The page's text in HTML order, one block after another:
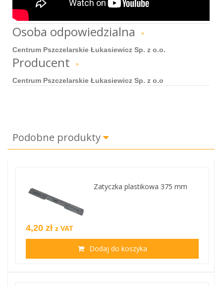
Osoba odpowiedzialna »
Centrum Pszczelarskie Łukasiewicz Sp. z o.o.
Producent »
Centrum Pszczelarskie Łukasiewicz Sp. z o.o
Podobne produkty
Zatyczka plastikowa 375 mm
4,20 zł z VAT
Dodaj do koszyka